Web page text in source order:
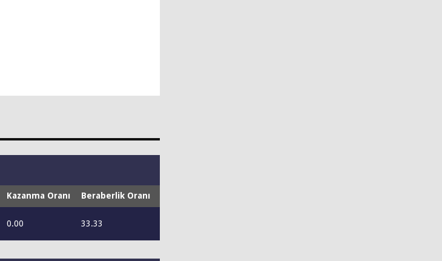
Kazanma Oranı Beraberlik Oranı
0.00 33.33